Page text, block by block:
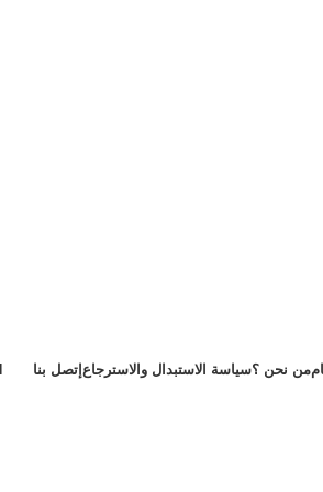
من نحن ؟سياسة الاستبدال والاسترجاع إتصل بنا